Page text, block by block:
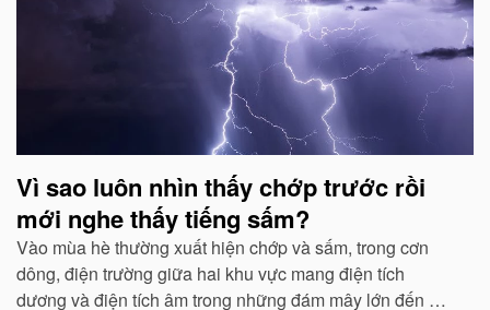
Vì sao luôn nhìn thấy chớp trước rồi
mới nghe thấy tiếng sấm?
Vào mùa hè thường xuất hiện chớp và sấm, trong cơn
dông, điện trường giữa hai khu vực mang điện tích
dương và điện tích âm trong những đám mây lớn đến một